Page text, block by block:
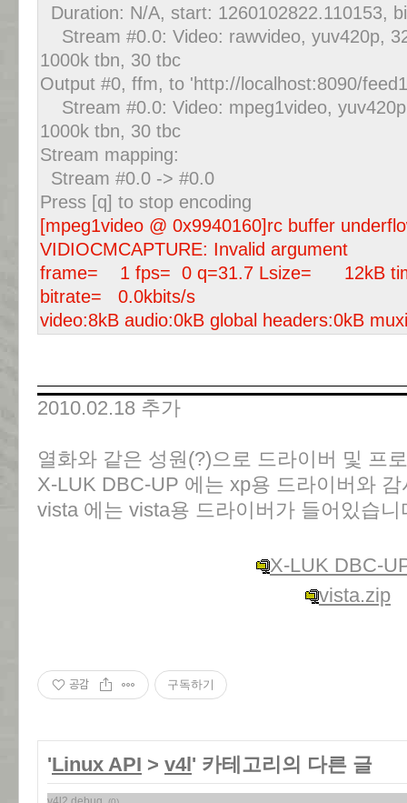
Duration: N/A, start: 1260102822.110153,
Stream #0.0: Video: rawvideo, yuv420p,
1000k tbn, 30 tbc
Output #0, ffm, to 'http://localhost:8090/
Stream #0.0: Video: mpeg1video,
1000k tbn, 30 tbc
Stream mapping:
Stream #0.0 -> #0.0
Press [q] to stop encoding
[mpeg1video @ 0x9940160]rc buffer
VIDIOCMCAPTURE: Invalid argument
frame= 1 fps= 0 q=31.7 Lsize= 12kB
bitrate= 0.0kbits/s
video:8kB audio:0kB global headers:0kB
2010.02.18 추가
열화와 같은 성원(?)으로 드라이버 및 프
X-LUK DBC-UP 에는 xp용 드라이버와
vista 에는 vista용 드라이버가 들어있습니
X-LUK DBC-
vista.zip
공감 구독하기
'Linux API > v4l' 카테고리의 다른 글